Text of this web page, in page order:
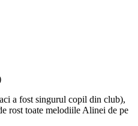
a fost singurul copil din club),
rost toate melodiile Alinei de pe